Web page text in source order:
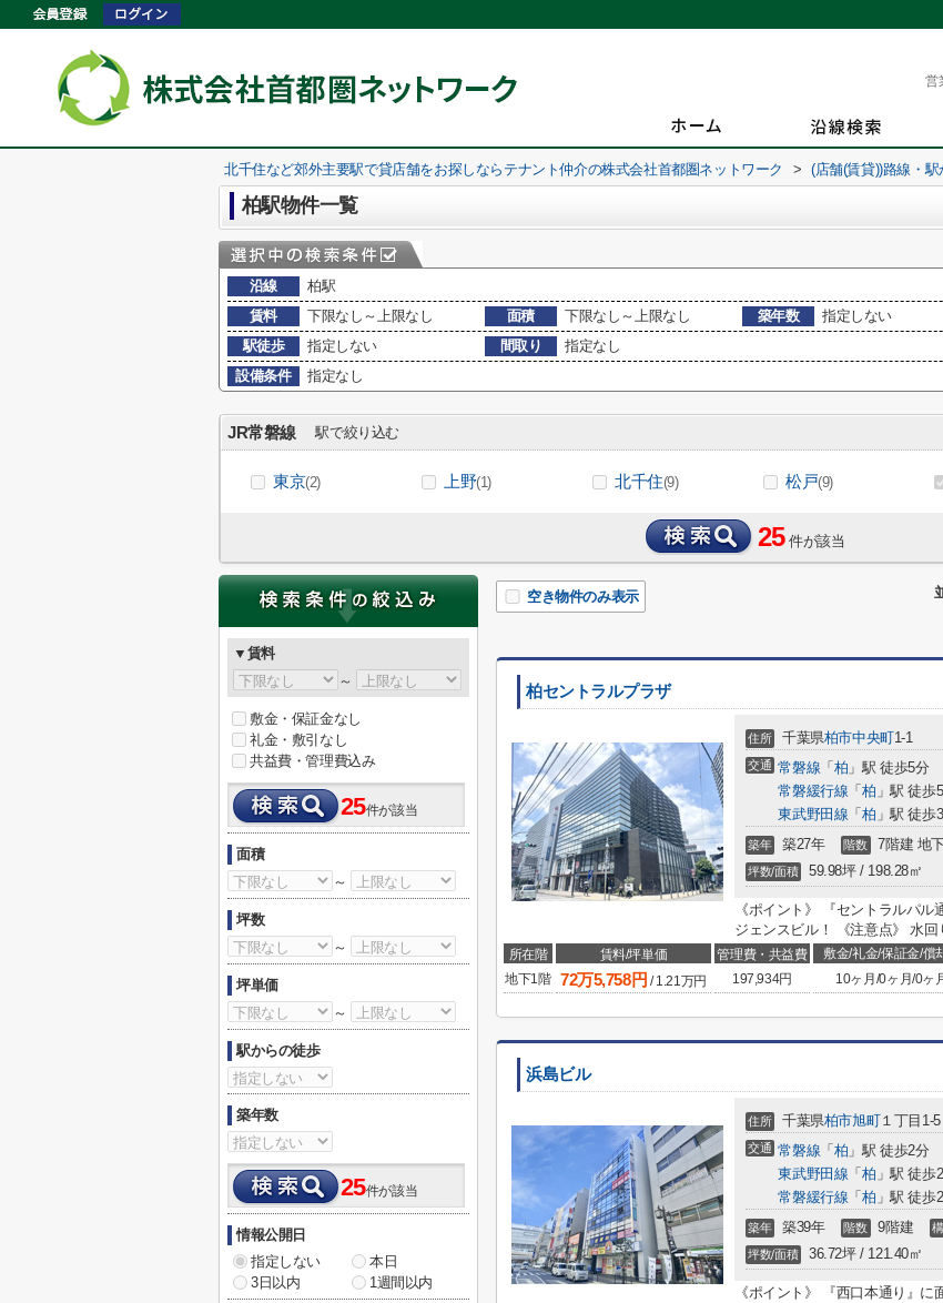
営
北千住など郊外主要駅で貸店舗をお探しならテナント仲介の株式会社首都圏ネットワーク > (店舗(賃貸))路線・駅
柏駅物件一覧
沿線
柏駅
賃料
下限なし～上限なし 面積 下限なし～上限なし 築年数
指定しない
駅徒歩
指定しない 間取り
指定なし
設備条件
指定なし
JR常磐線 駅で絞り込む
東京(2) 上野(1) 北千住(9) 松戸(9)
25 件が該当
空き物件のみ表示
柏セントラルプラザ
住所 千葉県柏市中央町1-1
交通 常磐線 「 柏 」駅 徒歩5分
常磐緩行線 「 柏 」駅 徒歩
東武野田線 「 柏 」駅 徒歩
築年 築27年 階数 7階建 地
坪数/面積 59.98坪 / 198.28㎡
《ポイント》 『セントラルパ
ジェンスビル！ 《注意点》 水
所在階 賃料/坪単価 管理費・共益費 敷金/礼金/保証金/償
地下1階 72万5,758円 /1.21万円 197,934円 10ヶ月 /0ヶ月/0ヶ
浜島ビル
住所 千葉県柏市旭町１丁目1-5
交通 常磐線 「 柏 」駅 徒歩2分
東武野田線 「 柏 」駅 徒歩
常磐緩行線 「 柏 」駅 徒歩
築年 築39年 階数 9階建
坪数/面積 36.72坪 / 121.40㎡
《ポイント》 『西口本通り』
▼賃料
～
敷金・保証金なし
礼金・敷引なし
共益費・管理費込み
25件が該当
面積
～
坪数
～
坪単価
～
駅からの徒歩
築年数
25件が該当
情報公開日
指定しない
本日
3日以内
1週間以内